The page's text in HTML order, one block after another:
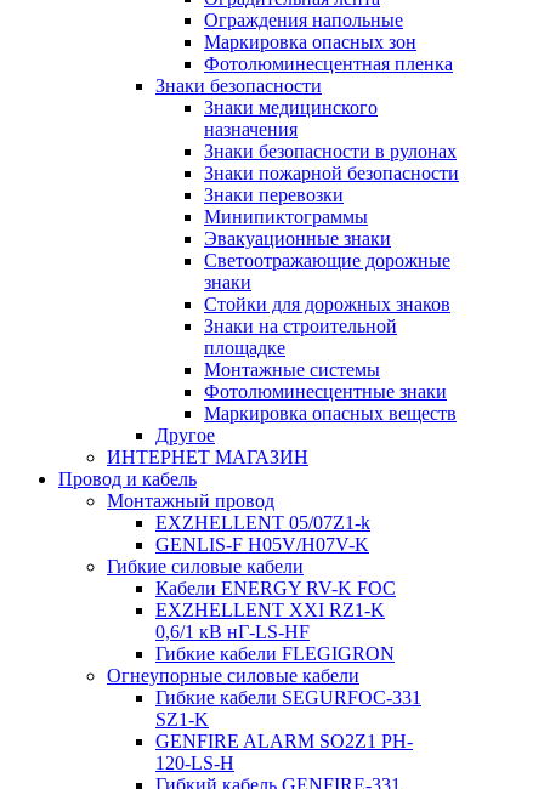
Ограждения напольные
Маркировка опасных зон
Фотолюминесцентная пленка
Знаки безопасности
Знаки медицинского
назначения
Знаки безопасности в рулонах
Знаки пожарной безопасности
Знаки перевозки
Минипиктограммы
Эвакуационные знаки
Светоотражающие дорожные
знаки
Стойки для дорожных знаков
Знаки на строительной
площадке
Монтажные системы
Фотолюминесцентные знаки
Маркировка опасных веществ
Другое
ИНТЕРНЕТ МАГАЗИН
Провод и кабель
Монтажный провод
EXZHELLENT 05/07Z1-k
GENLIS-F Н05V/H07V-K
Гибкие силовые кабели
Кабели ENERGY RV-K FOC
EXZHELLENT XXI RZ1-K
0,6/1 кВ нГ-LS-HF
Гибкие кабели FLEGIGRON
Огнеупорные силовые кабели
Гибкие кабели SEGURFOC-331
SZ1-K
GENFIRE ALARM SO2Z1 PH-
120-LS-H
Гибкий кабель GENFIRE-331